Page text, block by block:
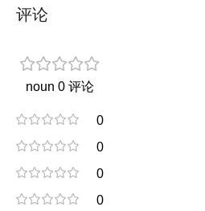
评论
noun 0 评论
0
0
0
0